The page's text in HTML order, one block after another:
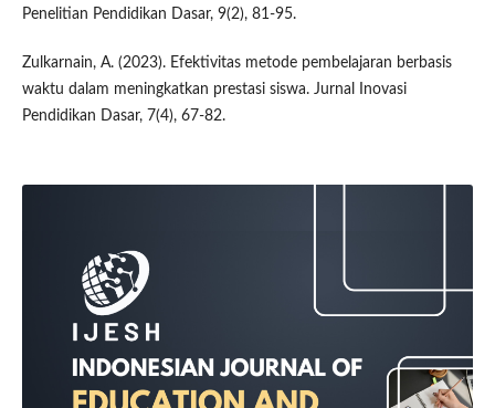
Penelitian Pendidikan Dasar, 9(2), 81-95.
Zulkarnain, A. (2023). Efektivitas metode pembelajaran berbasis
waktu dalam meningkatkan prestasi siswa. Jurnal Inovasi
Pendidikan Dasar, 7(4), 67-82.